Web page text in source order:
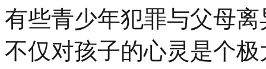
有些青少年犯罪与父母
不仅对孩子的心灵是个